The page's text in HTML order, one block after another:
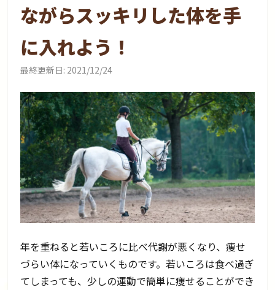
ながらスッキリした体を手
に入れよう！
最終更新日: 2021/12/24
年を重ねると若いころに比べ代謝が悪くなり、痩せ
づらい体になっていくものです。若いころは食べ過ぎ
てしまっても、少しの運動で簡単に痩せることができ